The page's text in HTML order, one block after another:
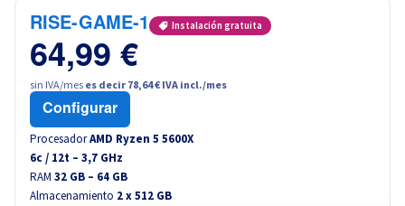
RISE-GAME-1 Instalación gratuita
64,99 €
sin IVA/mes es decir 78,64 € IVA incl./mes
Configurar
ProcesadorAMD Ryzen 5 5600X
6c / 12t – 3,7 GHz
RAM 32 GB – 64 GB
Almacenamiento 2 x 512 GB